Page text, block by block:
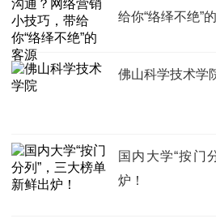
给你“络绎不绝”
佛山科学技术学
国内大学“按门
炉！